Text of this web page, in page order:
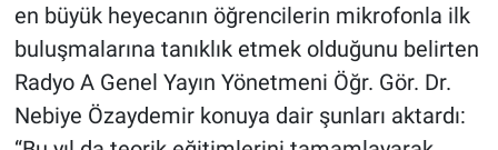
en büyük heyecanın öğrencilerin mikrofonla ilk
buluşmalarına tanıklık etmek olduğunu belirten
Radyo A Genel Yayın Yönetmeni Öğr. Gör. Dr.
Nebiye Özaydemir konuya dair şunları aktardı: